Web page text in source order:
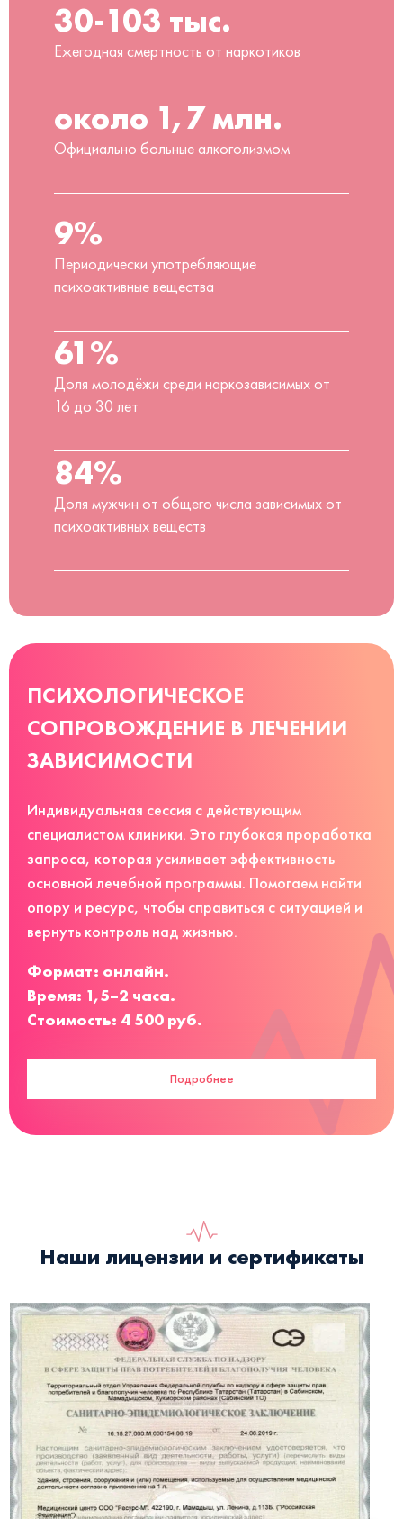
30-103 тыс.
Ежегодная смертность от наркотиков
около 1,7 млн.
Официально больные алкоголизмом
9%
Периодически употребляющие
психоактивные вещества
61%
Доля молодёжи среди наркозависимых от
16 до 30 лет
84%
Доля мужчин от общего числа зависимых от
психоактивных веществ
ПСИХОЛОГИЧЕСКОЕ
СОПРОВОЖДЕНИЕ В ЛЕЧЕНИИ
ЗАВИСИМОСТИ
Индивидуальная сессия с действующим
специалистом клиники. Это глубокая проработка
запроса, которая усиливает эффективность
основной лечебной программы. Помогаем найти
опору и ресурс, чтобы справиться с ситуацией и
вернуть контроль над жизнью.
Формат: онлайн.
Время: 1,5–2 часа.
Стоимость: 4 500 руб.
Подробнее
Наши лицензии и сертификаты